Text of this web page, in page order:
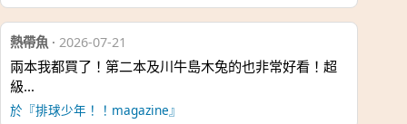
熱帶魚 · 2026-07-21
兩本我都買了！第二本及川牛島木兔的也非常好看！超
級…
於『排球少年！！magazine』